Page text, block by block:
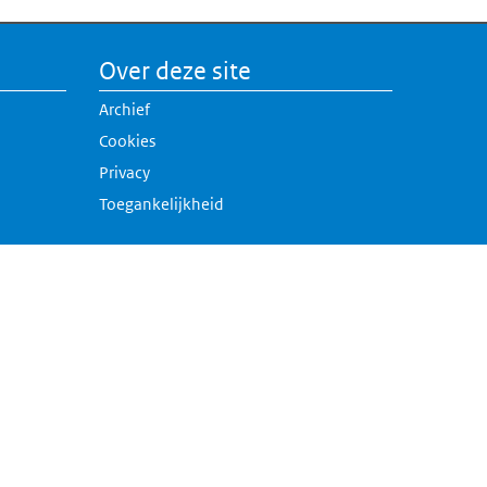
Over deze site
Archief
Cookies
Privacy
Toegankelijkheid